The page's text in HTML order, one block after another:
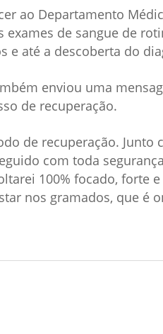
ao Departamento
exames de sangue de
e até a descoberta do
enviou uma
de recuperação.
de recuperação.
com toda
100% focado, forte
nos gramados, que é